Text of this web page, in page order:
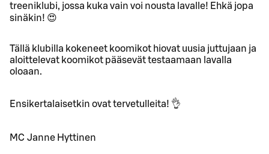
treeniklubi, jossa kuka vain voi nousta lavalle! Ehkä jopa
sinäkin! 😍
Tällä klubilla kokeneet koomikot hiovat uusia juttujaan ja
aloittelevat koomikot pääsevät testaamaan lavalla
oloaan.
Ensikertalaisetkin ovat tervetulleita! 👌
MC Janne Hyttinen